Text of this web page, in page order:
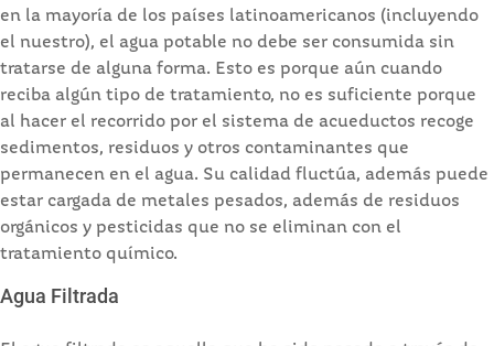
en la mayoría de los países latinoamericanos (incluyendo
el nuestro), el agua potable no debe ser consumida sin
tratarse de alguna forma. Esto es porque aún cuando
reciba algún tipo de tratamiento, no es suficiente porque
al hacer el recorrido por el sistema de acueductos recoge
sedimentos, residuos y otros contaminantes que
permanecen en el agua. Su calidad fluctúa, además puede
estar cargada de metales pesados, además de residuos
orgánicos y pesticidas que no se eliminan con el
tratamiento químico.
Agua Filtrada